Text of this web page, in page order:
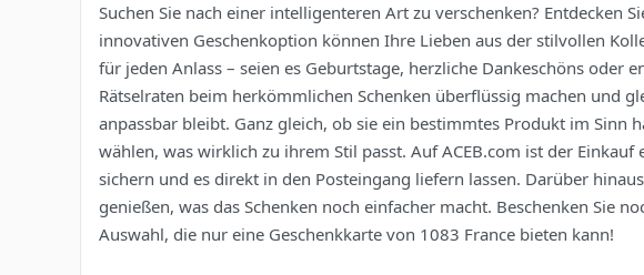
Suchen Sie nach einer intelligenteren Art zu verschenken?
innovativen Geschenkoption können Ihre Lieben aus der stilvollen
für jeden Anlass – seien es Geburtstage, herzliche Dankeschöns oder
Rätselraten beim herkömmlichen Schenken überflüssig machen und
anpassbar bleibt. Ganz gleich, ob sie ein bestimmtes Produkt im Sinn
wählen, was wirklich zu ihrem Stil passt. Auf ACEB.com ist der
sichern und es direkt in den Posteingang liefern lassen. Darüber
genießen, was das Schenken noch einfacher macht. Beschenken Sie
Auswahl, die nur eine Geschenkkarte von 1083 France bieten kann!